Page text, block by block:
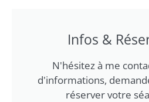
Infos &
N'hésitez à me
d'informations,
réserver votre